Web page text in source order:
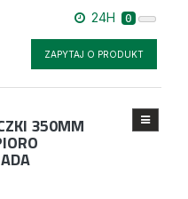
24H 0
ZAPYTAJ O PRODUKT
350MM